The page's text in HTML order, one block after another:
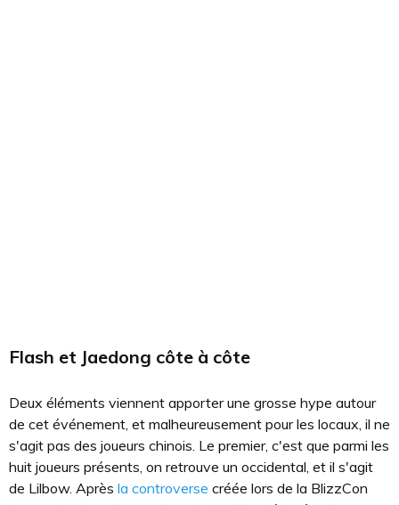
Flash et Jaedong côte à côte
Deux éléments viennent apporter une grosse hype autour
de cet événement, et malheureusement pour les locaux, il ne
s'agit pas des joueurs chinois. Le premier, c'est que parmi les
huit joueurs présents, on retrouve un occidental, et il s'agit
de Lilbow. Après la controverse créée lors de la BlizzCon